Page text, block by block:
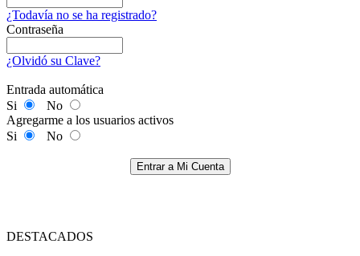
¿Todavía no se ha registrado?
Contraseña
¿Olvidó su Clave?
Entrada automática
Si
No
Agregarme a los usuarios activos
Si
No
Entrar a Mi Cuenta
DESTACADOS